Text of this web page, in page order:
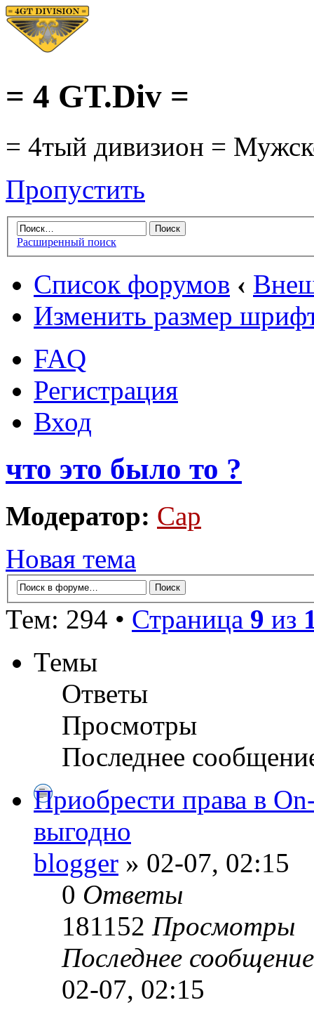
= 4 GT.Div =
= 4тый дивизион =
Пропустить
Расширенный поиск
Список форумов ‹
Изменить размер
FAQ
Регистрация
Вход
что это было то ?
Модератор: Cap
Новая тема
Тем: 294 • Страница 9 из
Темы
Ответы
Просмотры
Последнее
Приобрести права в
выгодно
blogger » 02-07, 02:15
0 Ответы
181152 Просмотры
Последнее
02-07, 02:15